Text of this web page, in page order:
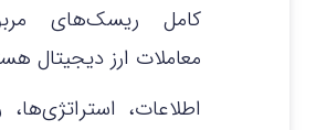
کامل ریسک‌های
معاملات ارز دیجیتال
اطلاعات،